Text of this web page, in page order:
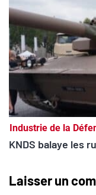
Industrie de la
KNDS balaye les
Laisser un